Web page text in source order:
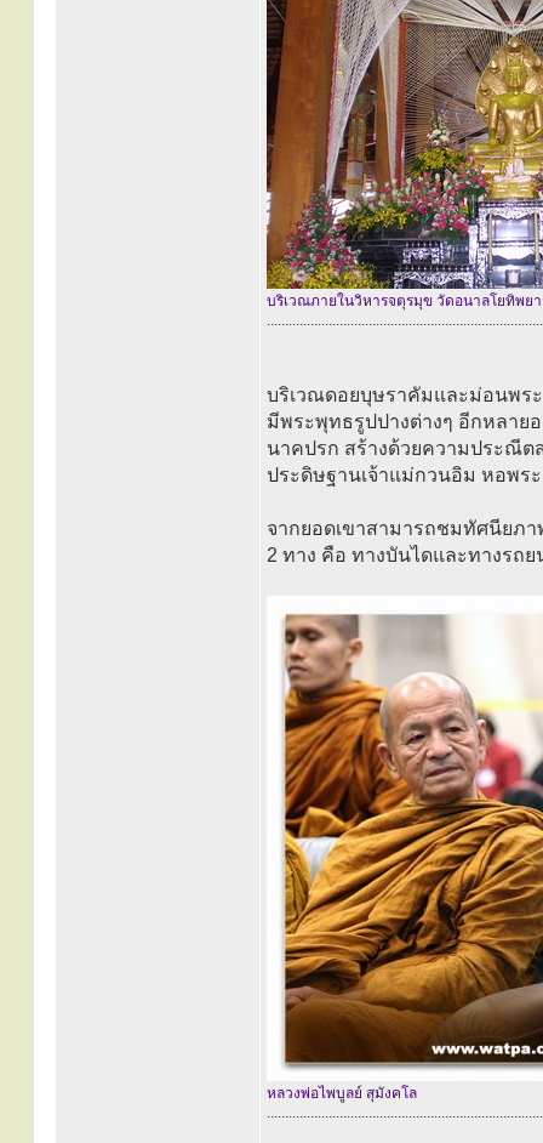
บริเวณภายในวิหารจตุรมุข วัดอนาลโยทิพย
............................................................................
บริเวณดอยบุษราคัมและม่อนพร
มีพระพุทธรูปปางต่างๆ อีกหลาย
นาคปรก สร้างด้วยความประณีต
ประดิษฐานเจ้าแม่กวนอิม หอพร
จากยอดเขาสามารถชมทัศนียภา
2 ทาง คือ ทางบันไดและทางรถ
หลวงพ่อไพบูลย์ สุมังคโล
............................................................................